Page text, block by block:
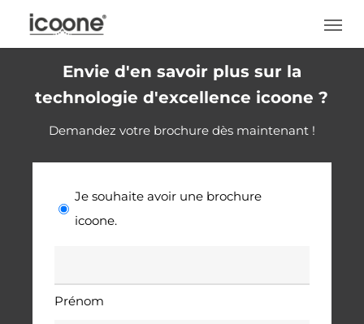
Envie d'en savoir plus sur la
technologie d'excellence icoone ?
Demandez votre brochure dès maintenant !
Je souhaite avoir une brochure
icoone.
*
Prénom